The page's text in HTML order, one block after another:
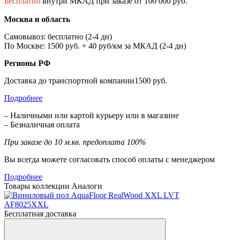
Москва и область
Самовывоз: бесплатно (2-4 дн)
По Москве: 1500 руб. + 40 руб/км за МКАД (2-4 дн)
Регионы РФ
Доставка до транспортной компании1500 руб.
Подробнее
– Наличными или картой курьеру или в магазине
– Безналичная оплата
При заказе до 10 м.кв. предоплата 100%
Вы всегда можете согласовать способ оплаты с менеджером
Подробнее
Товары коллекции Аналоги
Бесплатная доставка